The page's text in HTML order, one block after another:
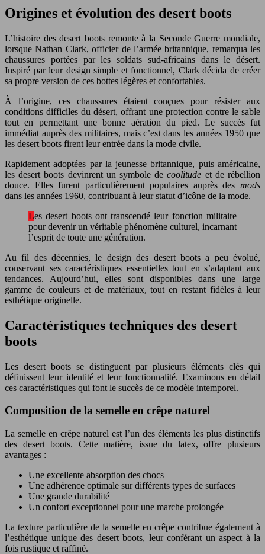
Origines et évolution des desert boots
L’histoire des desert boots remonte à la Seconde Guerre mondiale,
lorsque Nathan Clark, officier de l’armée britannique, remarqua les
chaussures portées par les soldats sud-africains dans le désert.
Inspiré par leur design simple et fonctionnel, Clark décida de créer
sa propre version de ces bottes légères et confortables.
À l’origine, ces chaussures étaient conçues pour résister aux
conditions difficiles du désert, offrant une protection contre le sable
tout en permettant une bonne aération du pied. Le succès fut
immédiat auprès des militaires, mais c’est dans les années 1950 que
les desert boots firent leur entrée dans la mode civile.
Rapidement adoptées par la jeunesse britannique, puis américaine,
les desert boots devinrent un symbole decoolitude et de rébellion
douce. Elles furent particulièrement populaires auprès des mods
dans les années 1960, contribuant à leur statut d’icône de la mode.
Les desert boots ont transcendé leur fonction militaire
pour devenir un véritable phénomène culturel, incarnant
l’esprit de toute une génération.
Au fil des décennies, le design des desert boots a peu évolué,
conservant ses caractéristiques essentielles tout en s’adaptant aux
tendances. Aujourd’hui, elles sont disponibles dans une large
gamme de couleurs et de matériaux, tout en restant fidèles à leur
esthétique originelle.
Caractéristiques techniques des desert
boots
Les desert boots se distinguent par plusieurs éléments clés qui
définissent leur identité et leur fonctionnalité. Examinons en détail
ces caractéristiques qui font le succès de ce modèle intemporel.
Composition de la semelle en crêpe naturel
La semelle en crêpe naturel est l’un des éléments les plus distinctifs
des desert boots. Cette matière, issue du latex, offre plusieurs
avantages :
Une excellente absorption des chocs
Une adhérence optimale sur différents types de surfaces
Une grande durabilité
Un confort exceptionnel pour une marche prolongée
La texture particulière de la semelle en crêpe contribue également à
l’esthétique unique des desert boots, leur conférant un aspect à la
fois rustique et raffiné.